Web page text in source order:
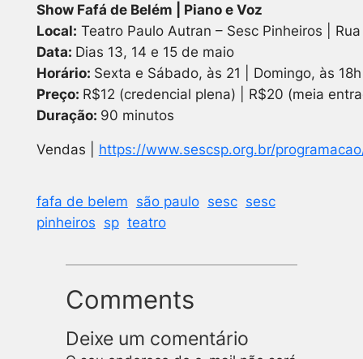
Show Fafá de Belém | Piano e Voz
Local: Teatro Paulo Autran – Sesc Pinheiros |
Data: Dias 13, 14 e 15 de maio
Horário: Sexta e Sábado, às 21 | Domingo, às 18h
Preço: R$12 (credencial plena) | R$20 (meia
Duração: 90 minutos
Vendas | https://www.sescsp.org.br/
fafa de belem são paulo sesc sesc
pinheiros sp teatro
Comments
Deixe um comentário